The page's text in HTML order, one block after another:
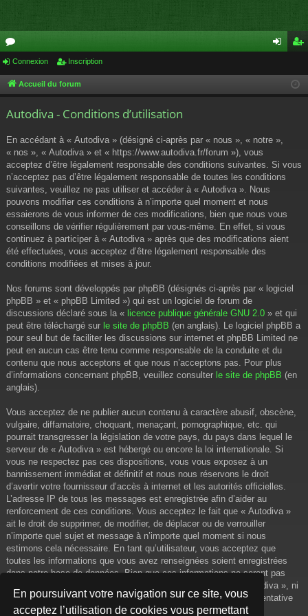
En poursuivant votre navigation sur ce site, vous
acceptez l’utilisation de cookies vous permettant
or
u cri
Connexion Inscription
Accueil du forum
Autodiva - Conditions d’utilisation
En accédant à « Autodiva » (désigné ci-après par « nous », « notre »,
« nos », « Autodiva » et « https://www.autodiva.fr/forum »), vous
acceptez d’être légalement responsable des conditions suivantes. Si vous
n’acceptez pas d’être légalement responsable de toutes les conditions
suivantes, veuillez ne pas utiliser et accéder à « Autodiva ». Nous
pouvons modifier ces conditions à n’importe quel moment et nous
essaierons de vous informer de ces modifications, bien que nous vous
conseillons de vérifier régulièrement par vous-même. En effet, si vous
continuez à participer à « Autodiva » après que des modifications aient
été effectuées, vous acceptez d’être légalement responsable des
conditions modifiées et mises à jour.
Nos forums sont développés par phpBB (désignés ci-après par « logiciel
phpBB » et « phpBB Limited ») qui est un logiciel de forum de
discussions déclaré sous la « licence publique générale GNU 2.0 » et qui
peut être téléchargé sur le site de phpBB (en anglais). Le logiciel phpBB a
pour seul but de faciliter les discussions sur internet et phpBB Limited ne
peut en aucun cas être tenu comme responsable de la conduite et du
contenu que nous acceptons et que nous n’acceptons pas. Pour plus
d’informations concernant phpBB, veuillez consulter le site de phpBB (en
anglais).
Vous acceptez de ne publier aucun contenu à caractère abusif, obscène,
vulgaire, diffamatoire, choquant, menaçant, pornographique, etc. qui
pourrait transgresser la législation de votre pays, du pays dans lequel le
serveur de « Autodiva » est hébergé ou encore la loi internationale. Si
vous ne respectez pas ces dispositions, vous vous exposez à un
bannissement immédiat et définitif et nous nous réservons le droit
d’avertir votre fournisseur d’accès à internet et les autorités officielles.
L’adresse IP de tous les messages est enregistrée afin d’aider au
renforcement de ces conditions. Vous acceptez le fait que « Autodiva »
ait le droit de supprimer, de modifier, de déplacer ou de verrouiller
n’importe quel sujet et message à n’importe quel moment si nous
estimons cela nécessaire. En tant qu’utilisateur, vous acceptez que
toutes les informations que vous avez renseignées soient enregistrées
dans notre base de données. Bien que ces informations ne seront pas
diffusées à une tierce partie sans votre consentement, ni « Autodiva », ni
phpBB, ne pourront être tenus comme responsables en cas de tentative
de piratage informatique visant à compromettre vos données.